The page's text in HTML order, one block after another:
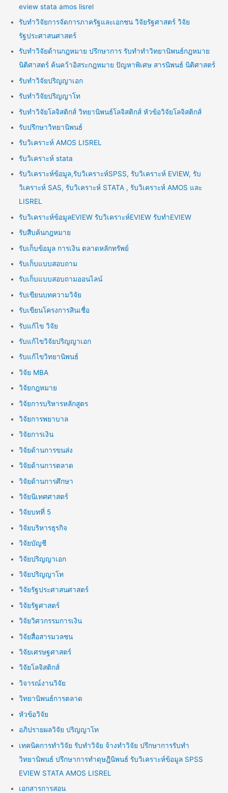
eview stata amos lisrel
รับทำวิจัยการจัดการภาครัฐและเอกชน วิจัยรัฐศาสตร์ วิจัย
รัฐประศาสนศาสตร์
รับทำวิจัยด้านกฎหมาย ปรึกษาการ รับทำทำวิทยานิพนธ์กฎหมาย
นิติศาสตร์ ค้นคว้าอิสระกฎหมาย ปัญหาพิเศษ สารนิพนธ์ นิติศาสตร์
รับทำวิจัยปริญญาเอก
รับทำวิจัยปริญญาโท
รับทำวิจัยโลจิสติกส์ วิทยานิพนธ์โลจิสติกส์ หัวข้อวิจัยโลจิสติกส์
รับปรึกษาวิทยานิพนธ์
รับวิเคราะห์ AMOS LISREL
รับวิเคราะห์ stata
รับวิเคราะห์ข้อมูล,รับวิเคราะห์SPSS, รับวิเคราะห์ EVIEW, รับ
วิเคราะห์ SAS, รับวิเคราะห์ STATA , รับวิเคราะห์ AMOS และ
LISREL
รับวิเคราะห์ข้อมูลEVIEW รับวิเคราะห์EVIEW รับทำEVIEW
รับสืบค้นกฎหมาย
รับเก็บข้อมูล การเงิน ตลาดหลักทรัพย์
รับเก็บแบบสอบถาม
รับเก็บแบบสอบถามออนไลน์
รับเขียนบทความวิจัย
รับเขียนโครงการสินเชื่อ
รับแก้ไข วิจัย
รับแก้ไขวิจัยปริญญาเอก
รับแก้ไขวิทยานิพนธ์
วิจัย MBA
วิจัยกฎหมาย
วิจัยการบริหารหลักสูตร
วิจัยการพยาบาล
วิจัยการเงิน
วิจัยด้านการขนส่ง
วิจัยด้านการตลาด
วิจัยด้านการศึกษา
วิจัยนิเทศศาสตร์
วิจัยบทที่ 5
วิจัยบริหารธุรกิจ
วิจัยบัญชี
วิจัยปริญญาเอก
วิจัยปริญญาโท
วิจัยรัฐประศาสนศาสตร์
วิจัยรัฐศาสตร์
วิจัยวิศวกรรมการเงิน
วิจัยสื่อสารมวลชน
วิจัยเศรษฐศาสตร์
วิจัยโลจิสติกส์
วิจารณ์งานวิจัย
วิทยานิพนธ์การตลาด
หัวข้อวิจัย
อภิปรายผลวิจัย ปริญญาโท
เทคนิคการทำวิจัย รับทำวิจัย จ้างทำวิจัย ปรึกษาการรับทำ
วิทยานิพนธ์ ปรึกษาการทำดุษฎีนิพนธ์ รับวิเคราะห์ข้อมูล SPSS
EVIEW STATA AMOS LISREL
เอกสารการสอน